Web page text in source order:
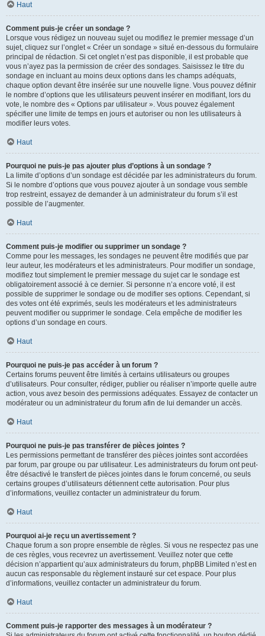
Haut
Comment puis-je créer un sondage ?
Lorsque vous rédigez un nouveau sujet ou modifiez le premier message d’un
sujet, cliquez sur l’onglet « Créer un sondage » situé en-dessous du formulaire
principal de rédaction. Si cet onglet n’est pas disponible, il est probable que
vous n’ayez pas la permission de créer des sondages. Saisissez le titre du
sondage en incluant au moins deux options dans les champs adéquats,
chaque option devant être insérée sur une nouvelle ligne. Vous pouvez définir
le nombre d’options que les utilisateurs peuvent insérer en modifiant, lors du
vote, le nombre des « Options par utilisateur ». Vous pouvez également
spécifier une limite de temps en jours et autoriser ou non les utilisateurs à
modifier leurs votes.
Haut
Pourquoi ne puis-je pas ajouter plus d’options à un sondage ?
La limite d’options d’un sondage est décidée par les administrateurs du forum.
Si le nombre d’options que vous pouvez ajouter à un sondage vous semble
trop restreint, essayez de demander à un administrateur du forum s’il est
possible de l’augmenter.
Haut
Comment puis-je modifier ou supprimer un sondage ?
Comme pour les messages, les sondages ne peuvent être modifiés que par
leur auteur, les modérateurs et les administrateurs. Pour modifier un sondage,
modifiez tout simplement le premier message du sujet car le sondage est
obligatoirement associé à ce dernier. Si personne n’a encore voté, il est
possible de supprimer le sondage ou de modifier ses options. Cependant, si
des votes ont été exprimés, seuls les modérateurs et les administrateurs
peuvent modifier ou supprimer le sondage. Cela empêche de modifier les
options d’un sondage en cours.
Haut
Pourquoi ne puis-je pas accéder à un forum ?
Certains forums peuvent être limités à certains utilisateurs ou groupes
d’utilisateurs. Pour consulter, rédiger, publier ou réaliser n’importe quelle autre
action, vous avez besoin des permissions adéquates. Essayez de contacter un
modérateur ou un administrateur du forum afin de lui demander un accès.
Haut
Pourquoi ne puis-je pas transférer de pièces jointes ?
Les permissions permettant de transférer des pièces jointes sont accordées
par forum, par groupe ou par utilisateur. Les administrateurs du forum ont peut-
être désactivé le transfert de pièces jointes dans le forum concerné, ou seuls
certains groupes d’utilisateurs détiennent cette autorisation. Pour plus
d’informations, veuillez contacter un administrateur du forum.
Haut
Pourquoi ai-je reçu un avertissement ?
Chaque forum a son propre ensemble de règles. Si vous ne respectez pas une
de ces règles, vous recevrez un avertissement. Veuillez noter que cette
décision n’appartient qu’aux administrateurs du forum, phpBB Limited n’est en
aucun cas responsable du règlement instauré sur cet espace. Pour plus
d’informations, veuillez contacter un administrateur du forum.
Haut
Comment puis-je rapporter des messages à un modérateur ?